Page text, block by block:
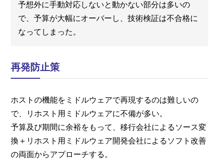
予想外に手動対応しないと動かない部分は多いの
で、予算が大幅にオーバーし、技術検証は不合格に
なってしまった。
再発防止策
ホストの機能をミドルウェアで再現するのは難しいの
で、リホスト用ミドルウェアに不備が多い。
予算及び期間に余裕をもって、移行会社によるソース変
換＋リホスト用ミドルウェア開発会社によるソフト改善
の両面からアプローチする。